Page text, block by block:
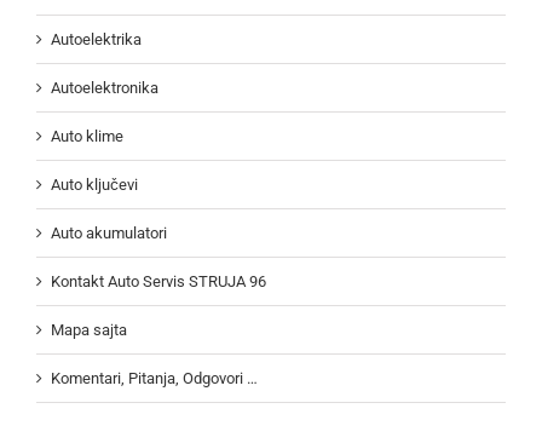
Autoelektrika
Autoelektronika
Auto klime
Auto ključevi
Auto akumulatori
Kontakt Auto Servis STRUJA 96
Mapa sajta
Komentari, Pitanja, Odgovori …